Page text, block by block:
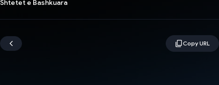
Shtetet e Bashkuara